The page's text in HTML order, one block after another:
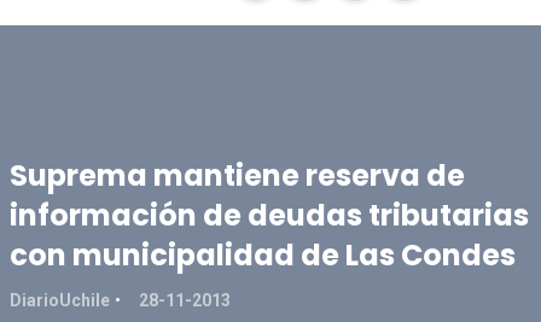
Suprema mantiene reserva de
información de deudas tributarias
con municipalidad de Las Condes
DiarioUchile 28-11-2013